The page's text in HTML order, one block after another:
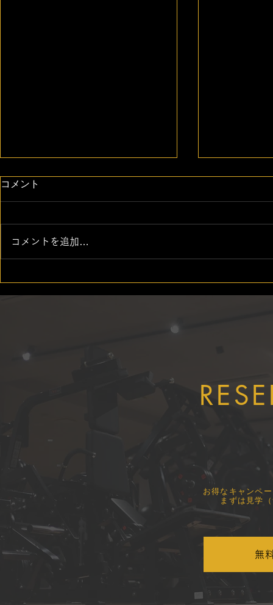
ILUTY FITNESS CLUBでは
安心・安全なサービスの提供
【実践型勉
ての実践型
コメント
コメントを追加…
お得なキャンペ
まずは見学
無